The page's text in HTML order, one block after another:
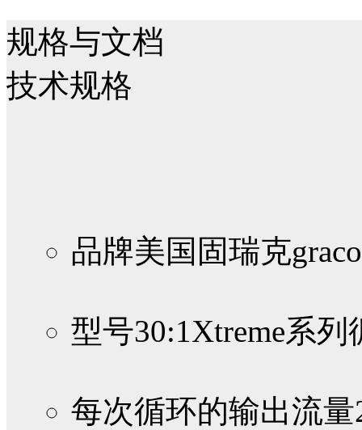
规格与文档
技术规格
品牌美国固瑞克graco
型号30:1Xtreme系
每次循环的输出流量